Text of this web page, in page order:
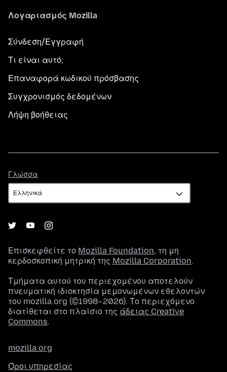
Λογαριασμός Mozilla
Σύνδεση/Εγγραφή
Τι είναι αυτό;
Επαναφορά κωδικού πρόσβασης
Συγχρονισμός δεδομένων
Λήψη βοήθειας
Γλώσσα
Επισκεφθείτε το Mozilla Foundation, τη μη
κερδοσκοπική μητρική της Mozilla Corporation.
Τμήματα αυτού του περιεχομένου αποτελούν
πνευματική ιδιοκτησία μεμονωμένων εθελοντών
του mozilla.org (©1998–2026). Το περιεχόμενο
διατίθεται στο πλαίσιο της άδειας Creative
Commons.
mozilla.org
Όροι υπηρεσίας